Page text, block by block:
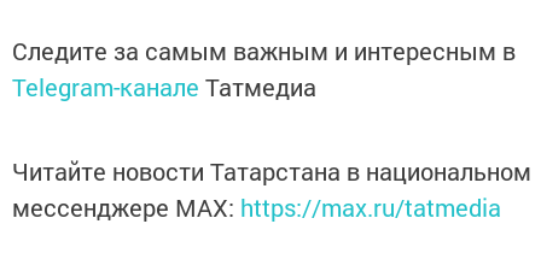
Следите за самым важным и интересным в
Telegram-канале Татмедиа
Читайте новости Татарстана в национальном
мессенджере MАХ: https://max.ru/tatmedia